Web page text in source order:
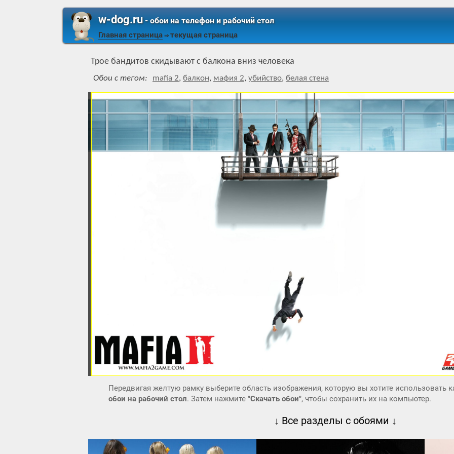
w-dog.ru- обои на телефон и рабочий стол
Главная страница ⇒ текущая страница
Трое бандитов скидывают с балкона вниз человека
Обои с тегом: mafia 2, балкон, мафия 2, убийство, белая стена
Передвигая желтую рамку выберите область изображения, которую вы хотите использовать
обои на рабочий стол. Затем нажмите "Скачать обои", чтобы сохранить их на компьютер.
↓ Все разделы с обоями ↓